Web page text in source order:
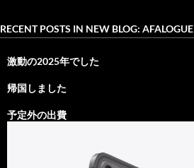
RECENT POSTS IN NEW BLOG: AFALOGUE
激動の2025年でした
帰国しました
予定外の出費